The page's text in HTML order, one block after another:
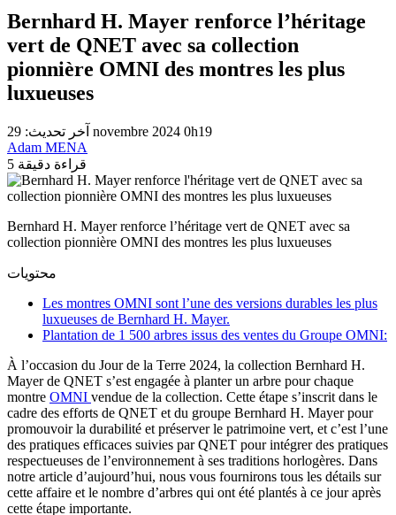
Bernhard H. Mayer renforce l’héritage
vert de QNET avec sa collection
pionnière OMNI des montres les plus
luxueuses
آخر تحديث: 29 novembre 2024 0h19
Adam MENA
5 قراءة دقيقة
Bernhard H. Mayer renforce l’héritage vert de QNET avec sa
collection pionnière OMNI des montres les plus luxueuses
محتويات
Les montres OMNI sont l’une des versions durables les plus
luxueuses de Bernhard H. Mayer.
Plantation de 1 500 arbres issus des ventes du Groupe OMNI:
À l’occasion du Jour de la Terre 2024, la collection Bernhard H.
Mayer de QNET s’est engagée à planter un arbre pour chaque
montre OMNI vendue de la collection. Cette étape s’inscrit dans le
cadre des efforts de QNET et du groupe Bernhard H. Mayer pour
promouvoir la durabilité et préserver le patrimoine vert, et c’est l’une
des pratiques efficaces suivies par QNET pour intégrer des pratiques
respectueuses de l’environnement à ses traditions horlogères. Dans
notre article d’aujourd’hui, nous vous fournirons tous les détails sur
cette affaire et le nombre d’arbres qui ont été plantés à ce jour après
cette étape importante.